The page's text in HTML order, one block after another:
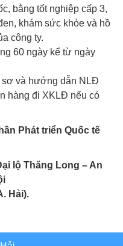
bằng tốt nghiệp cấp 3,
khám sức khỏe và hồ
công ty.
60 ngày kể từ ngày
sơ và hướng dẫn NLĐ
hàng đi XKLĐ nếu có
Phát triển Quốc tế
lộ Thăng Long – An
Hải).